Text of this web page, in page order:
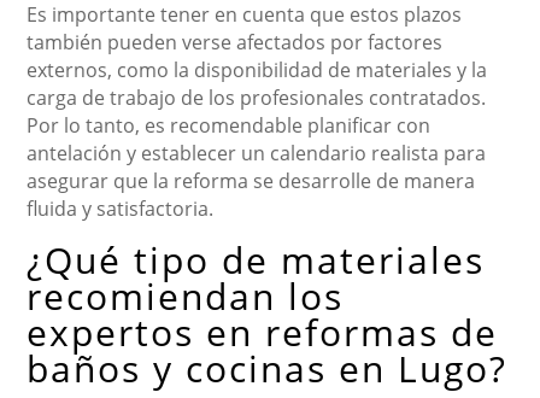
Es importante tener en cuenta que estos plazos
también pueden verse afectados por factores
externos, como la disponibilidad de materiales y la
carga de trabajo de los profesionales contratados.
Por lo tanto, es recomendable planificar con
antelación y establecer un calendario realista para
asegurar que la reforma se desarrolle de manera
fluida y satisfactoria.
¿Qué tipo de materiales
recomiendan los
expertos en reformas de
baños y cocinas en Lugo?